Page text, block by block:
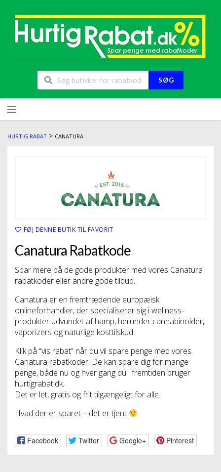
SØG
HURTIG RABAT > CANATURA
FØJ DENNE BUTIK TIL FAVORIT
Canatura Rabatkode
Spar mere på de gode produkter med vores Canatura
rabatkoder eller andre gode tilbud.
Canatura er en fremtrædende europæisk
onlineforhandler, der specialiserer sig i wellness-
produkter udvundet af hamp, herunder cannabinoider,
vaporizers og naturlige kosttilskud.
Klik på “vis rabat” når du vil spare penge med vores
Canatura rabatkoder. De kan spare dig for mange
penge, både nu og hver gang du i fremtiden bruger
hurtigrabat.dk.
Det er let, gratis og frit tilgængeligt for alle.
Hvad der er sparet – det er tjent
Facebook Twitter Google+ Pinterest